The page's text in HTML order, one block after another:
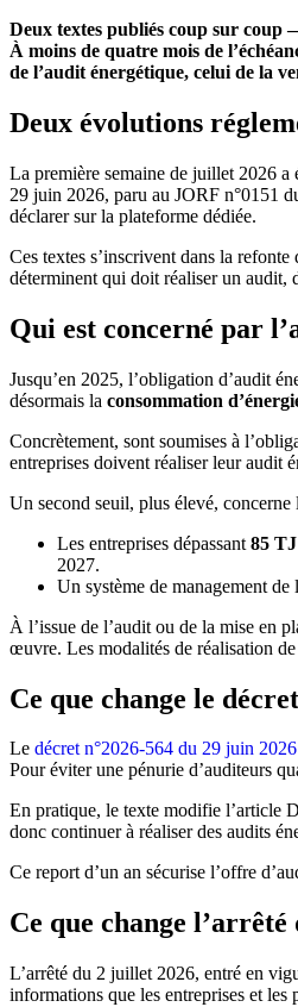
Deux textes publiés coup sur coup
À moins de quatre mois de
de l’audit énergétique, celui de la
Deux évolutions
La première semaine de juillet 2026 a
29 juin 2026, paru au JORF n°0151
déclarer sur la plateforme dédiée.
Ces textes s’inscrivent dans la
déterminent qui doit réaliser un audit,
Qui est concerné par
Jusqu’en 2025, l’obligation d’audit
désormais la consommation
Concrètement, sont soumises à
entreprises doivent réaliser leur audit
Un second seuil, plus élevé, concerne
Les entreprises dépassant 85
2027.
Un système de management
À l’issue de l’audit ou de la mise en
œuvre. Les modalités de réalisation de
Ce que change le
Le décret n°2026-564 du 29 juin 2026
Pour éviter une pénurie d’auditeurs
En pratique, le texte modifie l’article
donc continuer à réaliser des audits
Ce report d’un an sécurise l’offre
Ce que change
L’arrêté du 2 juillet 2026, entré en
informations que les entreprises et les